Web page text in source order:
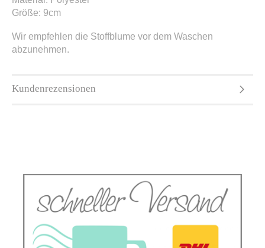
Größe: 9cm
Wir empfehlen die Stoffblume vor dem Waschen
abzunehmen.
Kundenrezensionen